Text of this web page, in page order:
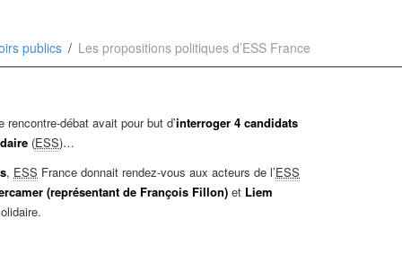
publics Les propositions politiques d’ESS France
rencontre-débat avait pour but d’interroger 4 candidats
(ESS)…
, ESS France donnait rendez-vous aux acteurs de l’ESS
(représentant de François Fillon) et Liem